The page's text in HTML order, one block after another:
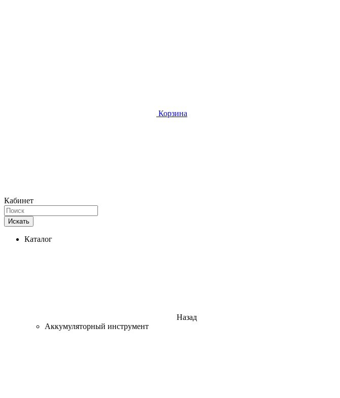
Корзина
Кабинет
Искать
Каталог
Назад
Аккумуляторный инструмент